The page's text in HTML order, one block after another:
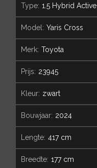
type: 1.5 Hybrid Active
model: Yaris Cross
merk: Toyota
prijs: 23945
kleur: zwart
bouwjaar: 2024
lengte: 417 cm
breedte: 177 cm